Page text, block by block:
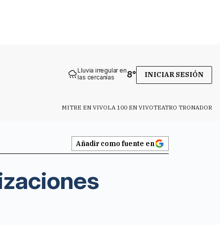
Lluvia irregular en
las cercanías
8° INICIAR SESIÓN
MITRE EN VIVOLA 100 EN VIVOTEATRO TRONADOR
Añadir como fuente en